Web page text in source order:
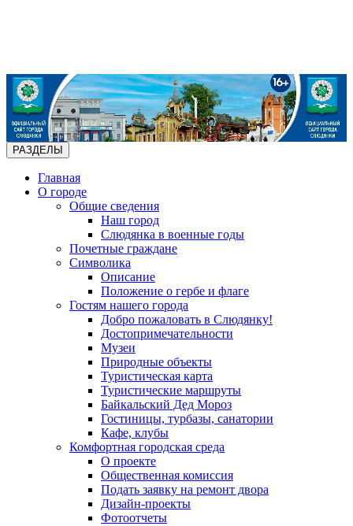
РАЗДЕЛЫ
Главная
О городе
Общие сведения
Наш город
Слюдянка в военные годы
Почетные граждане
Символика
Описание
Положение о гербе и флаге
Гостям нашего города
Добро пожаловать в Слюдянку!
Достопримечательности
Музеи
Природные объекты
Туристическая карта
Туристические маршруты
Байкальский Дед Мороз
Гостиницы, турбазы, санатории
Кафе, клубы
Комфортная городская среда
О проекте
Общественная комиссия
Подать заявку на ремонт двора
Дизайн-проекты
Фотоотчеты